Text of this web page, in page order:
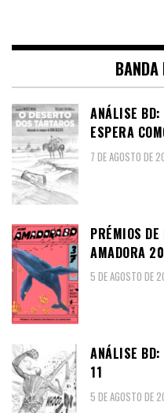
BANDA
ANÁLISE BD:
ESPERA
7 DE AGOSTO DE
PRÉMIOS DE
AMADORA
5 DE AGOSTO DE
ANÁLISE BD:
11
5 DE AGOSTO DE